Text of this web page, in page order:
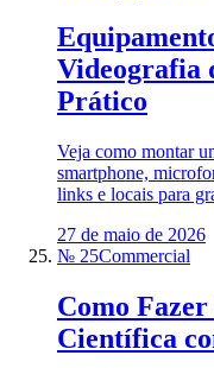
Videografia
Prático
Veja como montar
smartphone,
links e locais para
27 de maio de 2026
№ 25Commercial
Como
Científica